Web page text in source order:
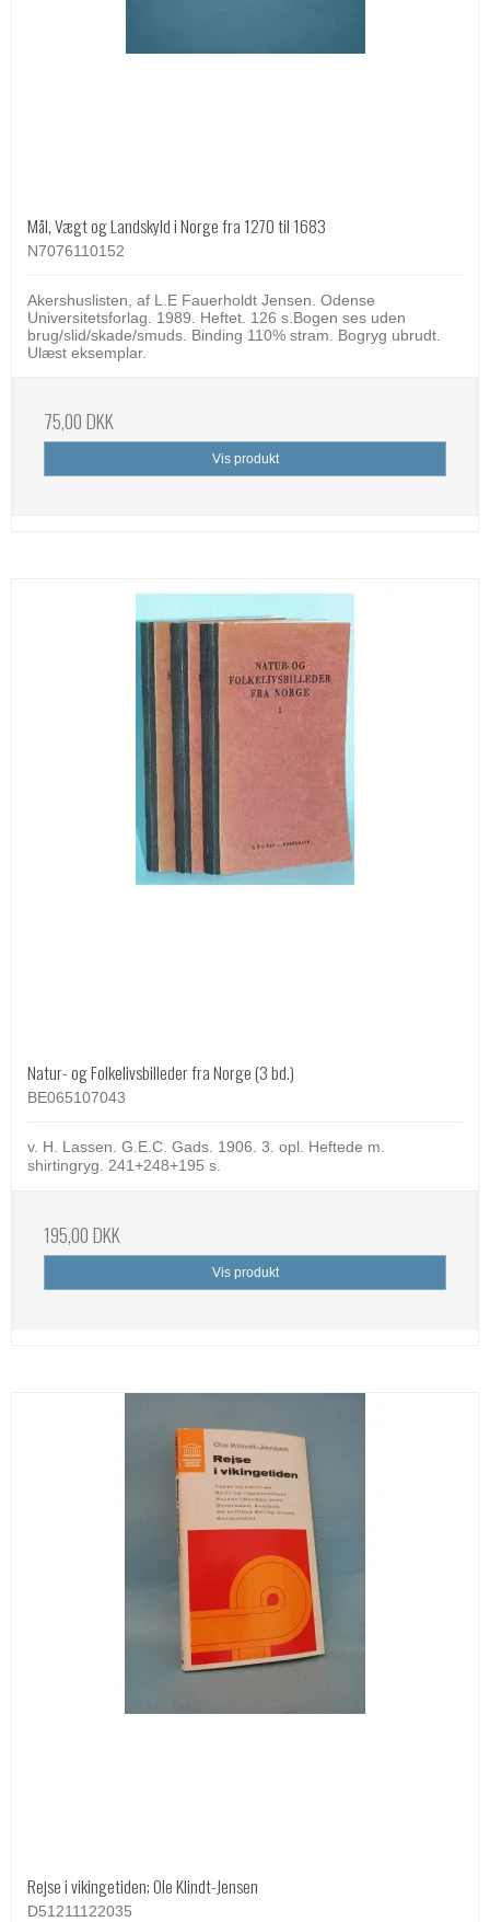
Mål, Vægt og Landskyld i Norge fra 1270 til 1683
N7076110152
Akershuslisten, af L.E Fauerholdt Jensen. Odense
Universitetsforlag. 1989. Heftet. 126 s.Bogen ses uden
brug/slid/skade/smuds. Binding 110% stram. Bogryg ubrudt.
Ulæst eksemplar.
75,00 DKK
Vis produkt
Natur- og Folkelivsbilleder fra Norge (3 bd.)
BE065107043
v. H. Lassen. G.E.C. Gads. 1906. 3. opl. Heftede m.
shirtingryg. 241+248+195 s.
195,00 DKK
Vis produkt
Rejse i vikingetiden; Ole Klindt-Jensen
D51211122035